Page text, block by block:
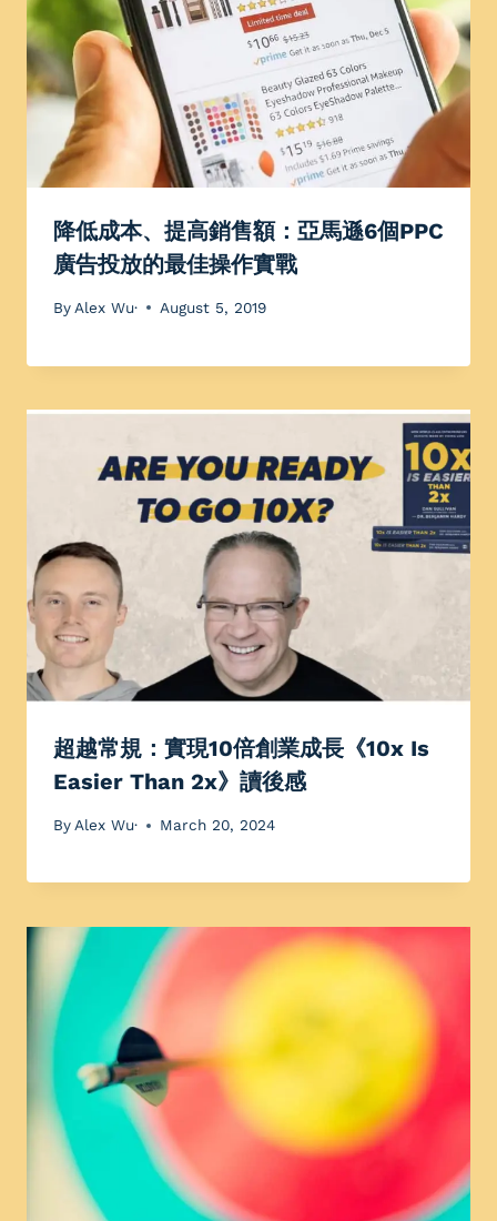
降低成本、提高銷售額：亞馬遜6個PPC
廣告投放的最佳操作實戰
By Alex Wu· August 5, 2019
超越常規：實現10倍創業成長《10x Is
Easier Than 2x》讀後感
By Alex Wu· March 20, 2024